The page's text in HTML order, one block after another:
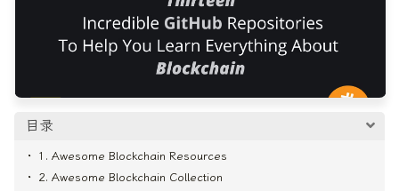
目录
1. Awesome Blockchain Resources
2. Awesome Blockchain Collection